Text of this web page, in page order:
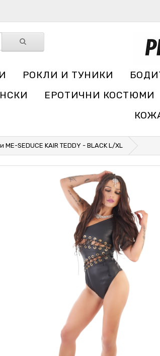
РОКЛИ И ТУНИКИ
ЕРОТИЧНИ КОСТЮМИ
ME-SEDUCE KAIR TEDDY - BLACK L/XL